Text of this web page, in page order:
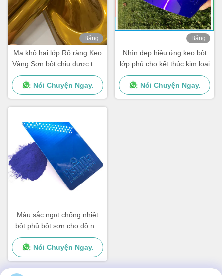
Băng
Mạ khô hai lớp Rõ ràng Kẹo
Vàng Sơn bột chịu được thời
tiết Độ trong suốt cao
Nói Chuyện Ngay.
Băng
Nhìn đẹp hiệu ứng kẹo bột
lớp phủ cho kết thúc kim loại
Nói Chuyện Ngay.
Màu sắc ngọt chống nhiệt
bột phủ bột sơn cho đồ nội
thất kim loại
Nói Chuyện Ngay.